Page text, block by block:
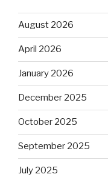
August 2026
April 2026
January 2026
December 2025
October 2025
September 2025
July 2025